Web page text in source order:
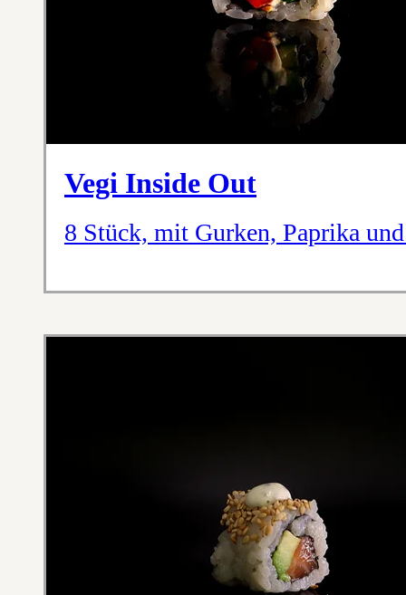
Vegi Inside Out
8 Stück, mit Gurken, Paprika